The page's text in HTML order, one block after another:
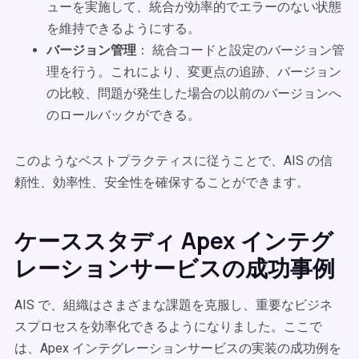
ューを実施して、統合が効率的でエラーのない状態
を維持できるようにする。
バージョン管理 ： 統合コードと設定のバージョン管
理を行う。これにより、変更点の追跡、バージョン
の比較、問題が発生した場合の以前のバージョンへ
のロールバックができる。
このようなベストプラクティスに従うことで、AIS の信
頼性、効率性、安全性を確保することができます。
ケーススタディ Apex インテグ
レーションサービスの成功事例
AIS で、組織はさまざまな課題を克服し、重要なビジネ
スプロセスを効率化できるようになりました。ここで
は、Apex インテグレーションサービスの実装の成功例を